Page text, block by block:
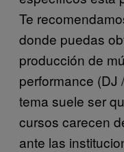
Te
donde puedas
producción de
performance (DJ
tema suele ser
cursos carecen
ante las